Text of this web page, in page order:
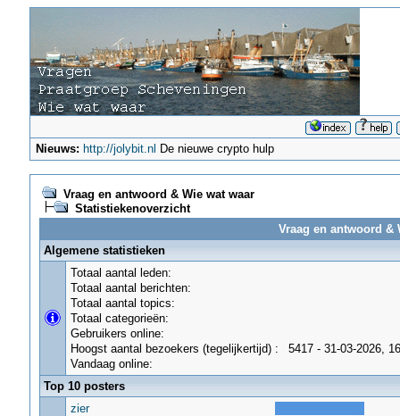
Nieuws: http://jolybit.nl De nieuwe crypto hulp
Vraag en antwoord & Wie wat waar
Statistiekenoverzicht
Vraag en antwoord &
Algemene statistieken
Totaal aantal leden:
Totaal aantal berichten:
Totaal aantal topics:
Totaal categorieën:
Gebruikers online:
Hoogst aantal bezoekers (tegelijkertijd) :
5417 - 31-03-2026,
Vandaag online:
Top 10 posters
zier